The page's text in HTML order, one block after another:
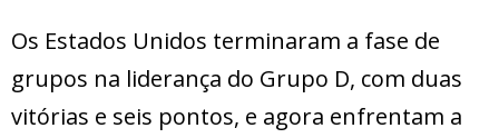
Os Estados Unidos terminaram a fase de
grupos na liderança do Grupo D, com duas
vitórias e seis pontos, e agora enfrentam a